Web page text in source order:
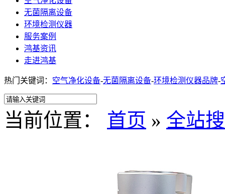
无菌隔离设备
环境检测仪器
服务案例
鸿基资讯
走进鸿基
热门关键词： 空气净化设备-无菌隔离设备-环境检测仪器品牌-
当前位置： 首页 » 全站